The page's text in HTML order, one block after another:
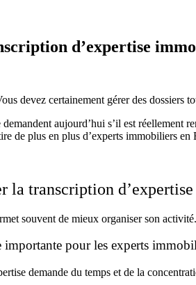
d’expertise
devez certainement gérer des dossiers
aujourd’hui s’il est réellement
de plus en plus d’experts immobiliers
la transcription
souvent de mieux organiser son
importante pour les experts
demande du temps et de la